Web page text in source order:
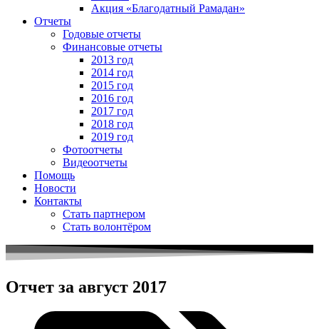
Акция «Благодатный Рамадан»
Отчеты
Годовые отчеты
Финансовые отчеты
2013 год
2014 год
2015 год
2016 год
2017 год
2018 год
2019 год
Фотоотчеты
Видеоотчеты
Помощь
Новости
Контакты
Стать партнером
Стать волонтёром
Отчет за август 2017